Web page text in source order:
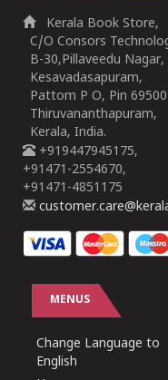
Kerala Book Store,
C/O Consors
B-30,Pillaveedu Nagar,
Kesavadasapuram,
Pattom P O, Pin
Thiruvananthapuram,
Kerala, India.
+919447945175,
+91471-2554670,
+91471-4851175
MENUS
Change Language to
English